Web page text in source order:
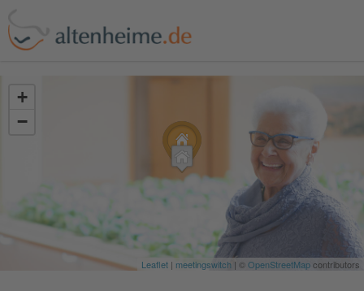
+
−
Leaflet | meetingswitch | ©OpenStreetMapcontributors